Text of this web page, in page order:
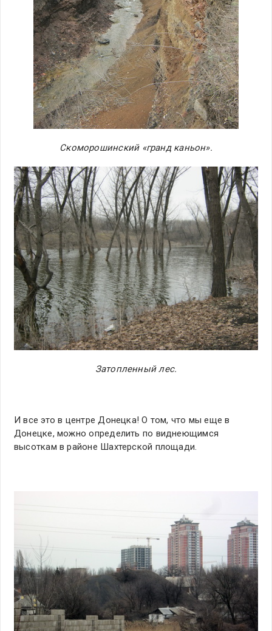
Скоморошинский «гранд каньон».
Затопленный лес.
И все это в центре Донецка! О том, что мы еще в
Донецке, можно определить по виднеющимся
высоткам в районе Шахтерской площади.